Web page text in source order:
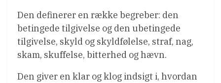
Den definerer en række begreber: den
betingede tilgivelse og den ubetingede
tilgivelse, skyld og skyldfølelse, straf, nag,
skam, skuffelse, bitterhed og hævn.
Den giver en klar og klog indsigt i, hvordan